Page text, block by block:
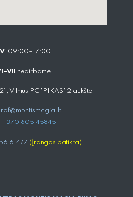
09:00–17:00
nedirbame
Vilnius PC "PIKAS" 2 aukšte
+370 605 4584​5
61477 (Įrangos patikra)